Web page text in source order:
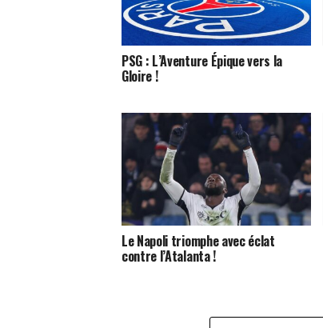
PSG : L’Aventure Épique vers la
Gloire !
Le Napoli triomphe avec éclat
contre l’Atalanta !